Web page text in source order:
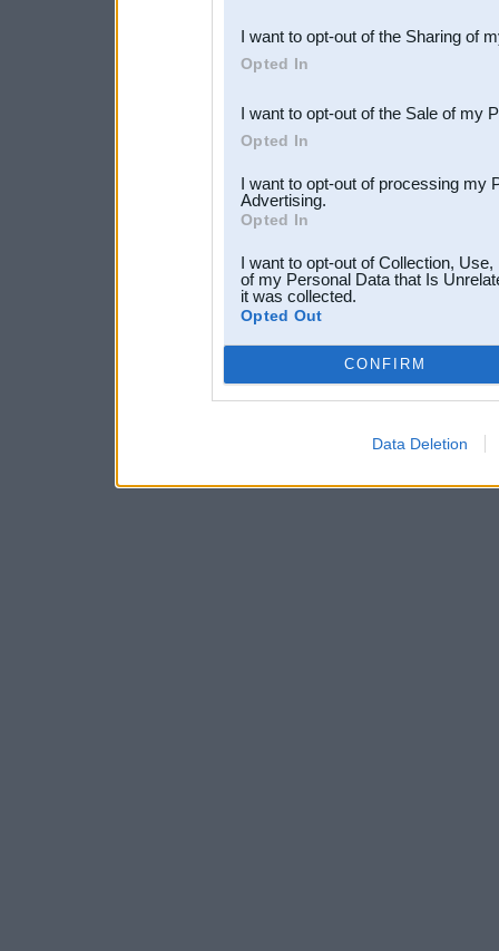
Downstream Participants
third parties.
I want to opt-out of the Sharing of
Opted In
I want to opt-out of the Sale of my
Opted In
I want to opt-out of processing my
Advertising.
Opted In
I want to opt-out of Collection,
of my Personal Data that Is
it was collected.
Opted Out
CONFIRM
Data Deletion